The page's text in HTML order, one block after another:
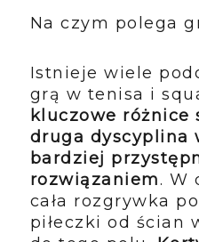
Na czym polega
Istnieje wiele
grą w tenisa i
kluczowe różnice
druga dyscyplina
bardziej
rozwiązaniem. W
cała rozgrywka
piłeczki od ścian